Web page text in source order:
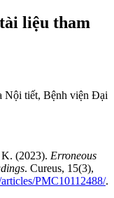
liệu tham
Nội tiết, Bệnh viện Đại
(2023). Erroneous
. Cureus, 15(3),
PMC10112488/.